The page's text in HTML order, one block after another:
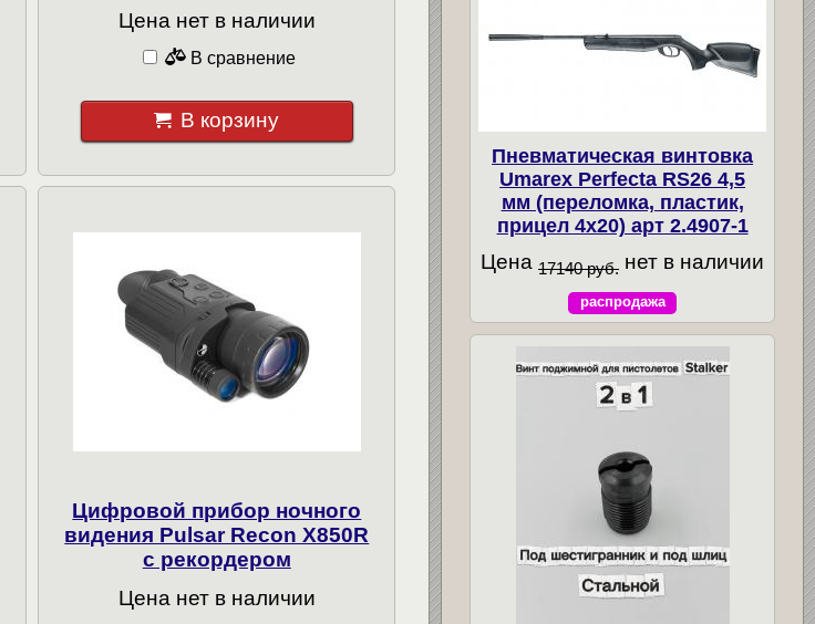
Цена нет в наличии
В сравнение
В корзину
Цифровой прибор ночного
видения Pulsar Recon Х850R
с рекордером
Цена нет в наличии
Пневматическая винтовка
Umarex Perfecta RS26 4,5
мм (переломка, пластик,
прицел 4x20) арт 2.4907-1
Цена 17140 руб. нет в наличии
распродажа